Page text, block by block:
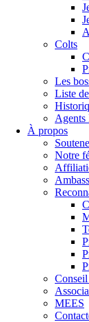
Colts
Les
Liste
Agents
À propos
Notre
MEES